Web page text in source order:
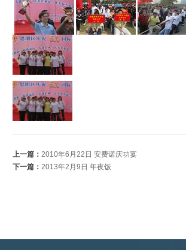
上一篇： 2010年6月22日 安费诺庆功宴
下一篇： 2013年2月9日 年夜饭